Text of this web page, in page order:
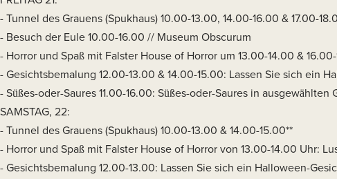
- Tunnel des Grauens (Spukhaus) 10.00-13.00, 14.00-16.00 & 17.00-
- Besuch der Eule 10.00-16.00 // Museum Obscurum
- Horror und Spaß mit Falster House of Horror um 13.00-14.00 &
- Gesichtsbemalung 12.00-13.00 & 14.00-15.00: Lassen Sie sich ein
- Süßes-oder-Saures 11.00-16.00: Süßes-oder-Saures in ausgewählten
SAMSTAG, 22:
- Tunnel des Grauens (Spukhaus) 10.00-13.00 & 14.00-15.00**
- Horror und Spaß mit Falster House of Horror von 13.00-14.00 Uhr:
- Gesichtsbemalung 12.00-13.00: Lassen Sie sich ein Halloween-